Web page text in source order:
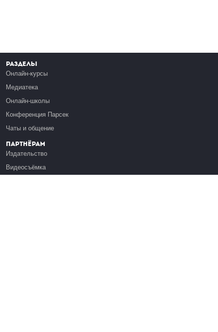
Разделы
Онлайн-курсы
Медиатека
Онлайн-школы
Конференция Парсек
Чаты и общение
Партнёрам
Издательство
Видеосъёмка